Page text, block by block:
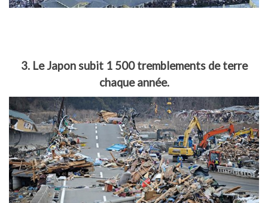
3. Le Japon subit 1 500 tremblements de terre
chaque année.